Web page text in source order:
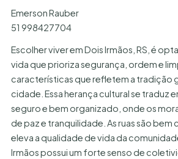
Emerson Rauber
51 998427704
Escolher viver em Dois Irmãos, RS, é
vida que prioriza segurança, ordem e
características que refletem a tradição
cidade. Essa herança cultural se traduz
seguro e bem organizado, onde os
de paz e tranquilidade. As ruas são bem
eleva a qualidade de vida da
Irmãos possui um forte senso de